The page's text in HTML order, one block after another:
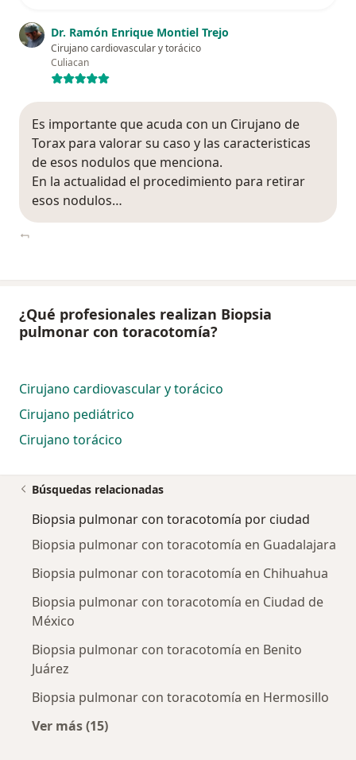
Dr. Ramón Enrique Montiel Trejo
Cirujano cardiovascular y torácico
Culiacan
Es importante que acuda con un Cirujano de
Torax para valorar su caso y las caracteristicas
de esos nodulos que menciona.
En la actualidad el procedimiento para retirar
esos nodulos…
¿Qué profesionales realizan Biopsia
pulmonar con toracotomía?
Cirujano cardiovascular y torácico
Cirujano pediátrico
Cirujano torácico
Búsquedas relacionadas
Biopsia pulmonar con toracotomía por ciudad
Biopsia pulmonar con toracotomía en Guadalajara
Biopsia pulmonar con toracotomía en Chihuahua
Biopsia pulmonar con toracotomía en Ciudad de
México
Biopsia pulmonar con toracotomía en Benito
Juárez
Biopsia pulmonar con toracotomía en Hermosillo
Ver más (15)